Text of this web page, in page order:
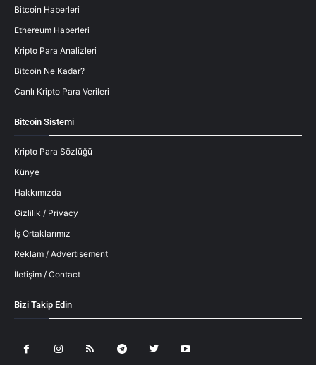
Bitcoin Haberleri
Ethereum Haberleri
Kripto Para Analizleri
Bitcoin Ne Kadar?
Canlı Kripto Para Verileri
Bitcoin Sistemi
Kripto Para Sözlüğü
Künye
Hakkımızda
Gizlilik / Privacy
İş Ortaklarımız
Reklam / Advertisement
İletişim / Contact
Bizi Takip Edin